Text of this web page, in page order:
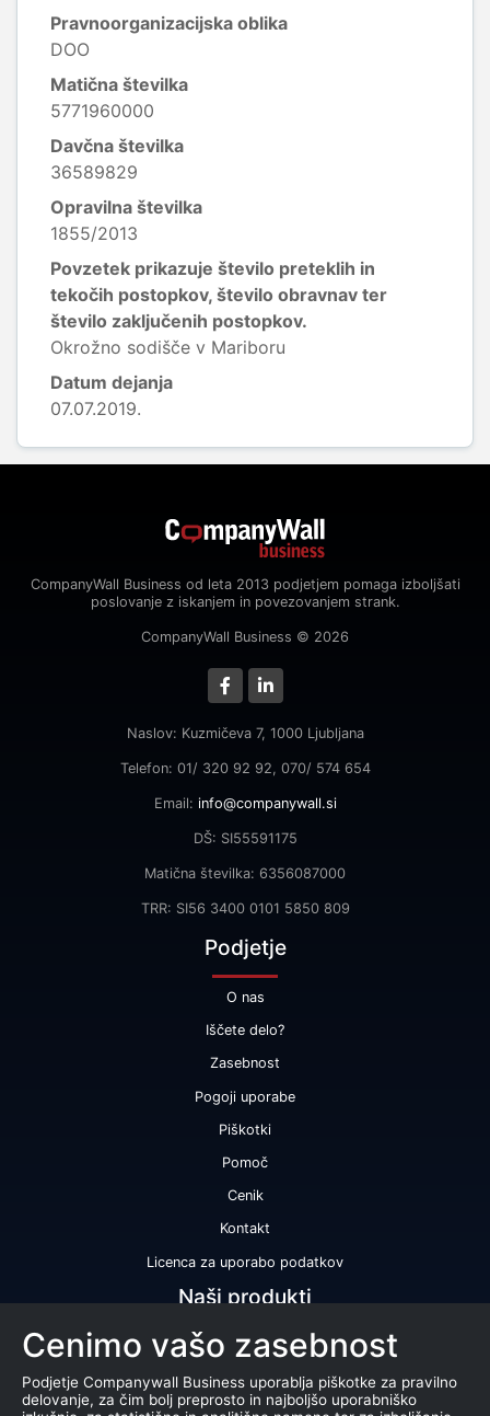
Pravnoorganizacijska oblika
DOO
Matična številka
5771960000
Davčna številka
36589829
Opravilna številka
1855/2013
Povzetek prikazuje število preteklih in
tekočih postopkov, število obravnav ter
število zaključenih postopkov.
Okrožno sodišče v Mariboru
Datum dejanja
07.07.2019.
CompanyWall Business od leta 2013 podjetjem pomaga izboljšati
poslovanje z iskanjem in povezovanjem strank.
CompanyWall Business © 2026
Naslov: Kuzmičeva 7, 1000 Ljubljana
Telefon: 01/ 320 92 92, 070/ 574 654
Email: info@companywall.si
DŠ: SI55591175
Matična številka: 6356087000
TRR: SI56 3400 0101 5850 809
Podjetje
O nas
Iščete delo?
Zasebnost
Pogoji uporabe
Piškotki
Pomoč
Cenik
Kontakt
Licenca za uporabo podatkov
Naši produkti
Bonitetna ocena
Bonitetno poročilo
Certifikat bonitetne odličnosti
Cenimo vašo zasebnost
Podjetje Companywall Business uporablja piškotke za pravilno
delovanje, za čim bolj preprosto in najboljšo uporabniško